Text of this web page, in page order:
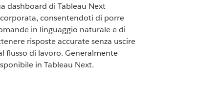
dashboard di Tableau Next
consentendoti di porre
in linguaggio naturale e di
risposte accurate senza uscire
flusso di lavoro. Generalmente
in Tableau Next.